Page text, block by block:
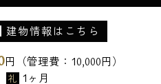
建物情報はこちら
円（管理費： 10,000円）
礼 1ヶ月